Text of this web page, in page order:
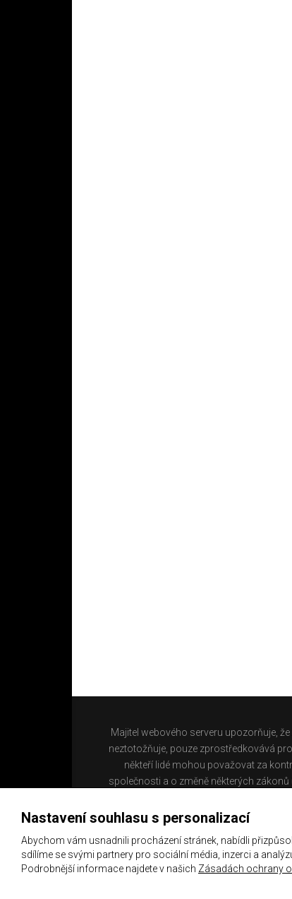
Majitel webového serveru upozorňuje,
neztotožňuje, pouze zprostředkovává
někteří lidé mohou považovat za
společnosti a o změně některých
Nastavení souhlasu s personalizací
Abychom vám usnadnili procházení stránek, nabídli
sdílíme se svými partnery pro sociální média, inzerci a
Podrobnější informace najdete v našich Zásadách ochrany